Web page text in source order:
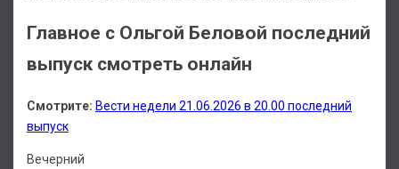
Главное с Ольгой Беловой последний
выпуск смотреть онлайн
Смотрите: Вести недели 21.06.2026 в 20.00 последний
выпуск
Вечерний